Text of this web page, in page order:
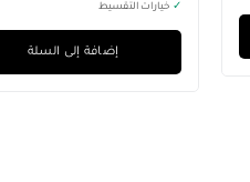
✓ خيارات التقسيط
إضافة إلى السلة